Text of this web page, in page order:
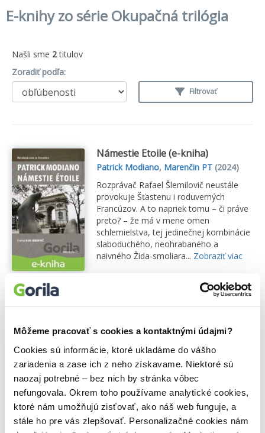
Môžeme pracovať s cookies a kontaktnými údajmi?
Cookies sú informácie, ktoré ukladáme do vášho
zariadenia a zase ich z neho získavame. Niektoré sú
naozaj potrebné – bez nich by stránka vôbec
nefungovala. Okrem toho používame analytické cookies,
ktoré nám umožňujú zisťovať, ako náš web funguje, a
stále ho pre vás zlepšovať. Personalizačné cookies nám
E-knihy zo série Okupačná trilógia
Našli sme 2titulov
Zoradiť podľa:
Filtrovať
Námestie Etoile (e-kniha)
Patrick Modiano, Marenčin PT(2024)
Rozprávač Rafael Šlemilovič neustále
provokuje Šťastenu i roduverných
Francúzov. A to napriek tomu – či práve
preto? – že má v mene omen
schlemielstva, tej jedinečnej kombinácie
slaboduchého, neohrabaného a
naivného Žida-smoliara... Zobraziť viac
11,78€ Do košíka
Nočná hliadka (e-kniha)
Patrick Modiano,Marenčin PT(2025)
Ako sa stať zradcom a ako ním nebyť?
To je otázka, ktorú si kladie hrdina
príbehu, ktorý zároveň pracuje pre
francúzske Gestapo aj odbojovú sieť.